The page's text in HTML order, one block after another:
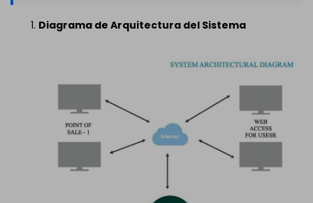
Diagrama de Arquitectura del Sistema